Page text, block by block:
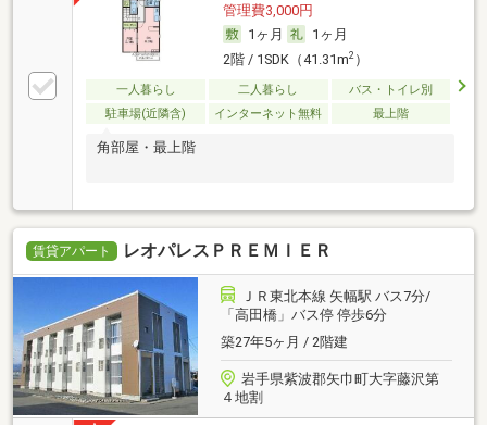
管理費3,000円
1ヶ月
1ヶ月
2階 / 1SDK（41.31m2）
一人暮らし 二人暮らし
バス・トイレ別
駐車場(近隣含)
インターネット無料 最上階
角部屋・最上階
賃貸アパート レオパレスＰＲＥＭＩＥＲ
ＪＲ東北本線 矢幅駅 バス7分/
「高田橋」バス停 停歩6分
築27年5ヶ月 / 2階建
岩手県紫波郡矢巾町大字藤沢第
４地割